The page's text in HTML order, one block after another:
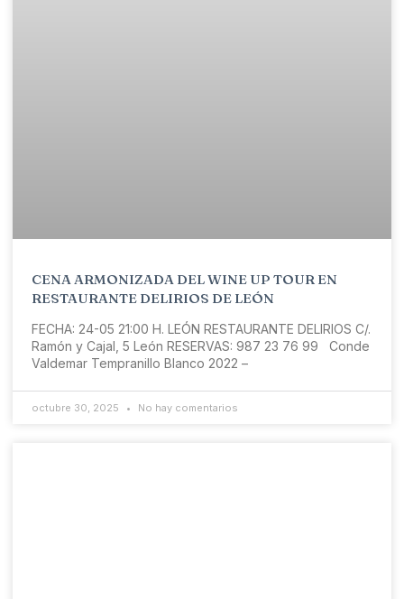
CENA ARMONIZADA DEL WINE UP TOUR EN
RESTAURANTE DELIRIOS DE LEÓN
FECHA: 24-05 21:00 H. LEÓN RESTAURANTE DELIRIOS C/.
Ramón y Cajal, 5 León RESERVAS: 987 23 76 99 Conde
Valdemar Tempranillo Blanco 2022 –
octubre 30, 2025 No hay comentarios